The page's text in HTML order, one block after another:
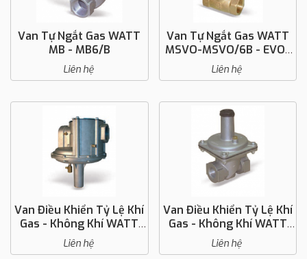
Van Tự Ngắt Gas WATT
MB - MB6/B
Liên hệ
Van Tự Ngắt Gas WATT
MSVO-MSVO/6B - EVO-
EVO/6B
Liên hệ
Van Điều Khiển Tỷ Lệ Khí
Gas - Không Khí WATT
GAVR
Liên hệ
Van Điều Khiển Tỷ Lệ Khí
Gas - Không Khí WATT
GAVR MS
Liên hệ